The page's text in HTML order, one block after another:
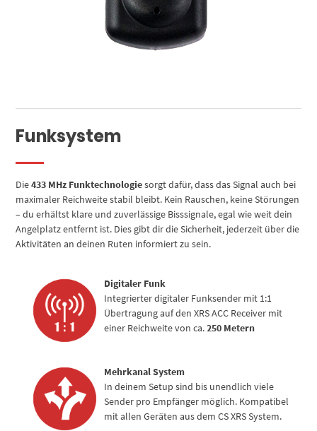
Funksystem
Die433 MHz Funktechnologiesorgt dafür, dass das Signal auch bei
maximaler Reichweite stabil bleibt. Kein Rauschen, keine Störungen
– du erhältst klare und zuverlässige Bisssignale, egal wie weit dein
Angelplatz entfernt ist. Dies gibt dir die Sicherheit, jederzeit über die
Aktivitäten an deinen Ruten informiert zu sein.
Digitaler Funk
Integrierter digitaler Funksender mit 1:1
Übertragung auf den XRS ACC Receiver mit
einer Reichweite von ca.250 Metern
Mehrkanal System
In deinem Setup sind bis unendlich viele
Sender pro Empfänger möglich. Kompatibel
mit allen Geräten aus dem CS XRS System.